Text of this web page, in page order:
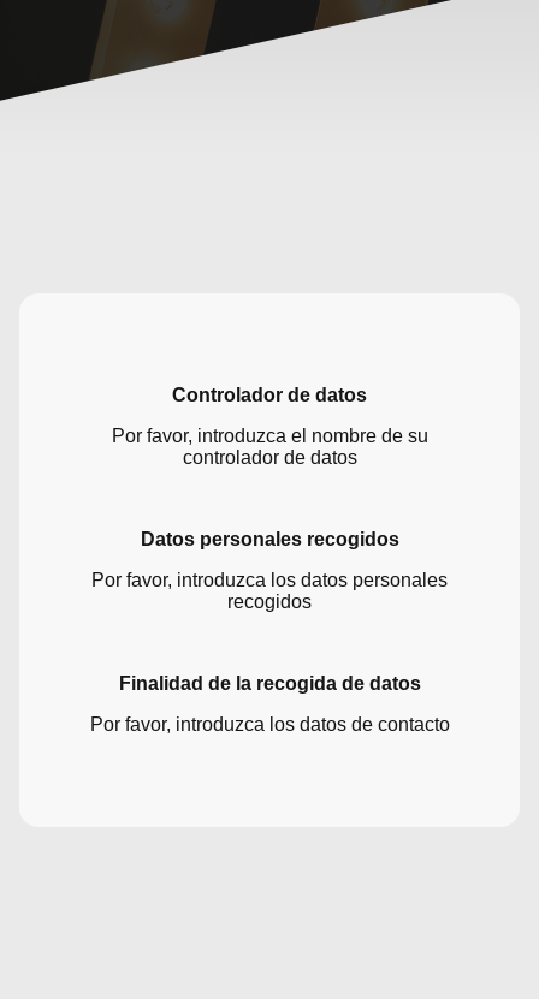
Controlador de datos
Por favor, introduzca el nombre de su
controlador de datos
Datos personales recogidos
Por favor, introduzca los datos personales
recogidos
Finalidad de la recogida de datos
Por favor, introduzca los datos de contacto